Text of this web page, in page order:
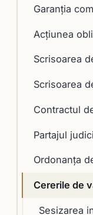
Garanţia
Acţiunea
Scrisoarea
Scrisoarea
Contractul
Partajul
Ordonanța
Cererile de
Sesizarea